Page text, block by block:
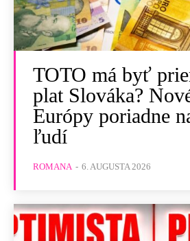
TOTO má byť
plat Slováka?
Európy poriadne
ľudí
ROMANA - 6. AUGUSTA 2026